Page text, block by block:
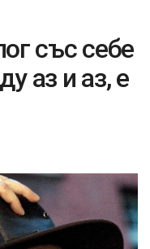
със себе
аз и аз, е